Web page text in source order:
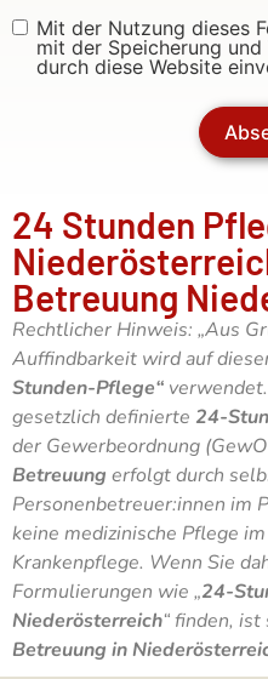
Mit der Nutzung dieses
mit der Speicherung
durch diese Website
24 Stunden
Betreuung
Rechtlicher Hinweis: „Aus
Auffindbarkeit wird auf
Stunden-Pflege“
gesetzlich definierte 24-
der Gewerbeordnung
Betreuung erfolgt durch
Personenbetreuer:innen im
keine medizinische Pflege
Krankenpflege. Wenn Sie
Formulierungen wie „24-
Niederösterreich“ finden,
Betreuung in